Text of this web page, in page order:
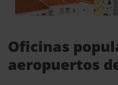
Oficinas
aeropuertos